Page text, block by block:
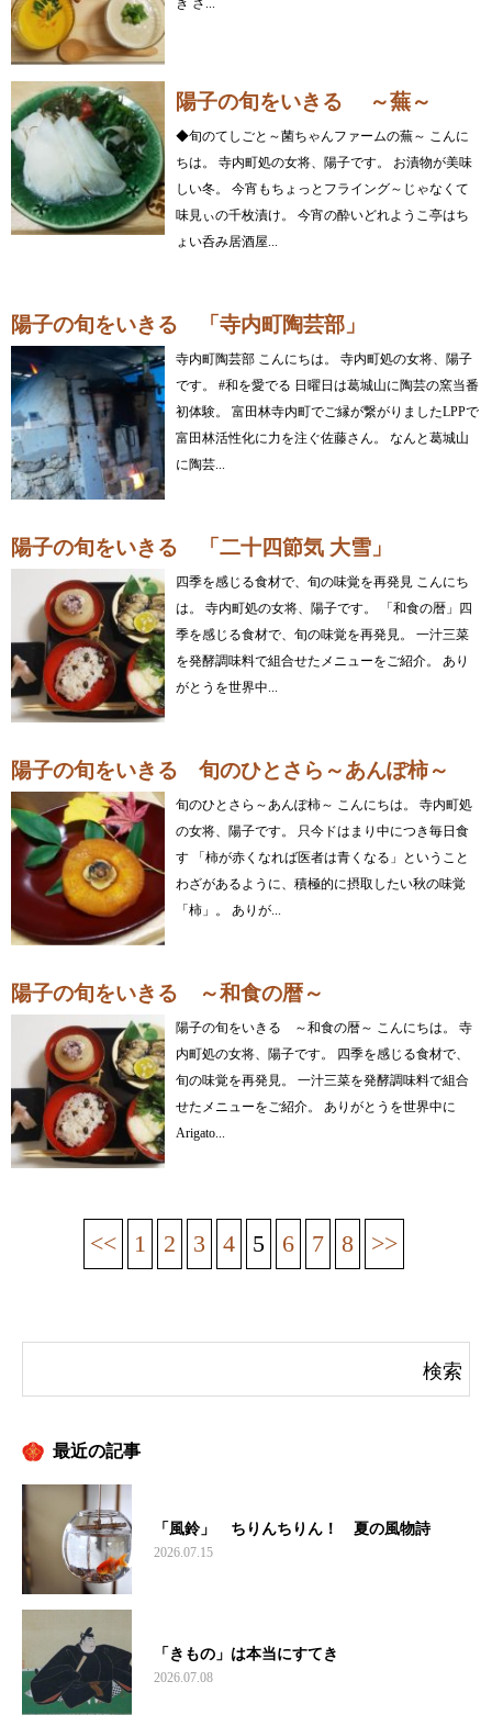
き さ...
陽子の旬をいきる ～蕪～
◆旬のてしごと～菌ちゃんファームの蕪～ こんに
ちは。 寺内町処の女将、陽子です。 お漬物が美味
しい冬。 今宵もちょっとフライング～じゃなくて
味見ぃの千枚漬け。 今宵の酔いどれようこ亭はち
ょい呑み居酒屋...
陽子の旬をいきる 「寺内町陶芸部」
寺内町陶芸部 こんにちは。 寺内町処の女将、陽子
です。 #和を愛でる 日曜日は葛城山に陶芸の窯当番
初体験。 富田林寺内町でご縁が繋がりましたLPPで
富田林活性化に力を注ぐ佐藤さん。 なんと葛城山
に陶芸...
陽子の旬をいきる 「二十四節気 大雪」
四季を感じる食材で、旬の味覚を再発見 こんにち
は。 寺内町処の女将、陽子です。 「和食の暦」四
季を感じる食材で、旬の味覚を再発見。 一汁三菜
を発酵調味料で組合せたメニューをご紹介。 あり
がとうを世界中...
陽子の旬をいきる 旬のひとさら～あんぽ柿～
旬のひとさら～あんぽ柿～ こんにちは。 寺内町処
の女将、陽子です。 只今ドはまり中につき毎日食
す 「柿が赤くなれば医者は青くなる」ということ
わざがあるように、積極的に摂取したい秋の味覚
「柿」。 ありが...
陽子の旬をいきる ～和食の暦～
陽子の旬をいきる ～和食の暦～ こんにちは。 寺
内町処の女将、陽子です。 四季を感じる食材で、
旬の味覚を再発見。 一汁三菜を発酵調味料で組合
せたメニューをご紹介。 ありがとうを世界中に
Arigato...
<< 1 2 3 4 5 6 7 8 >>
最近の記事
「風鈴」 ちりんちりん！ 夏の風物詩
2026.07.15
「きもの」は本当にすてき
2026.07.08